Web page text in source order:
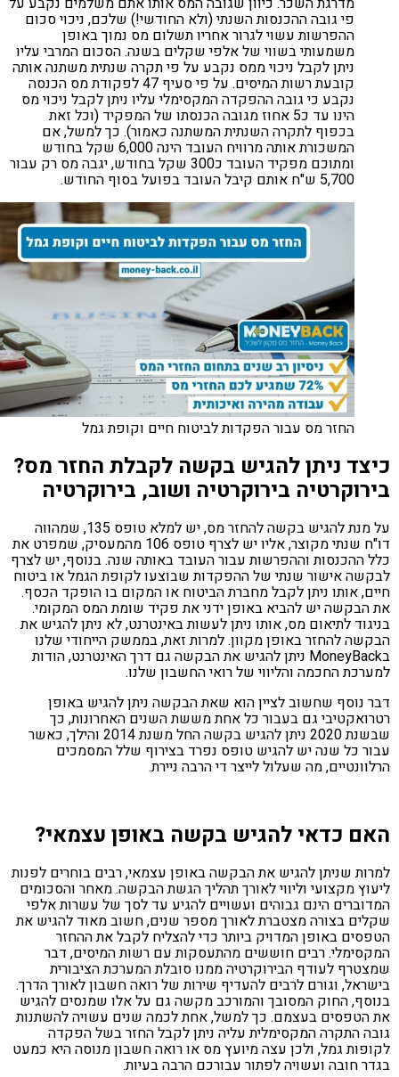
פי גובה ההכנסות השנתי (ולא החודשי!) שלכם, ניכוי סכום
ההפרשות עשוי לגרור אחריו תשלום מס נמוך באופן
משמעותי בשווי של אלפי שקלים בשנה. הסכום המרבי עליו
ניתן לקבל ניכוי ממס נקבע על פי תקרה שנתית משתנה אותה
קובעת רשות המיסים. על פי סעיף 47 לפקודת מס הכנסה
נקבע כי גובה ההפקדה המקסימלי עליו ניתן לקבל ניכוי מס
הינו עד כ5 אחוז מגובה הכנסתו של המפקיד (וכל זאת
בכפוף לתקרה השנתית המשתנה כאמור). כך למשל, אם
המשכורת אותה מרוויח העובד הינה 6,000 שקל בחודש
ומתוכם מפקיד העובד כ300 שקל בחודש, יגבה מס רק עבור
5,700 ש"ח אותם קיבל העובד בפועל בסוף החודש.
החזר מס עבור הפקדות לביטוח חיים וקופת גמל
ניתן להגיש בקשה לקבלת החזר מס?
בירוקרטיה ושוב, בירוקרטיה
על מנת להגיש בקשה להחזר מס, יש למלא טופס 135, שמהווה
דו"ח שנתי מקוצר, אליו יש לצרף טופס 106 מהמעסיק, שמפרט את
ההכנסות וההפרשות עבור העובד באותה שנה. בנוסף, יש לצרף
אישור שנתי של ההפקדות שבוצעו לקופת הגמל או ביטוח
אותו ניתן לקבל מחברת הביטוח או המקום בו הופקד הכסף.
יש להביא באופן ידני את פקיד שומת המס המקומי.
לתיאום מס, אותו ניתן לעשות באינטרנט, לא ניתן להגיש את
להחזר באופן מקוון. למרות זאת, בממשק הייחודי שלנו
בMoneyBack ניתן להגיש את הבקשה גם דרך האינטרנט, הודות
החכמה והליווי של רואי החשבון שלנו.
נוסף שחשוב לציין הוא שאת הבקשה ניתן להגיש באופן
גם בעבור כל אחת מששת השנים האחרונות, כך
שבשנת 2020 ניתן להגיש בקשה החל משנת 2014 והילך, כאשר
כל שנה יש להגיש טופס נפרד בצירוף שלל המסמכים
מה שעלול לייצר די הרבה ניירת.
כדאי להגיש בקשה באופן עצמאי?
שניתן להגיש את הבקשה באופן עצמאי, רבים בוחרים לפנות
מקצועי וליווי לאורך תהליך הגשת הבקשה. מאחר והסכומים
הינם גבוהים ועשויים להגיע עד לסך של עשרות אלפי
בצורה מצטברת לאורך מספר שנים, חשוב מאוד להגיש את
באופן המדויק ביותר כדי להצליח לקבל את ההחזר
רבים חוששים מהתעסקות עם רשות המיסים, דבר
לעודף הבירוקרטיה ממנו סובלת המערכת הציבורית
וגורם לרבים להעדיף שירות של רואה חשבון לאורך הדרך.
החוק המסובך והמורכב מקשה גם על אלו שמנסים להגיש
בעצמם. כך למשל, אחת לכמה שנים עשויה להשתנות
התקרה המקסימלית עליה ניתן לקבל החזר בשל הפקדה
גמל, ולכן עצה מיועץ מס או רואה חשבון מנוסה היא כמעט
חובה ועשויה לפתור עבורכם הרבה בעיות.